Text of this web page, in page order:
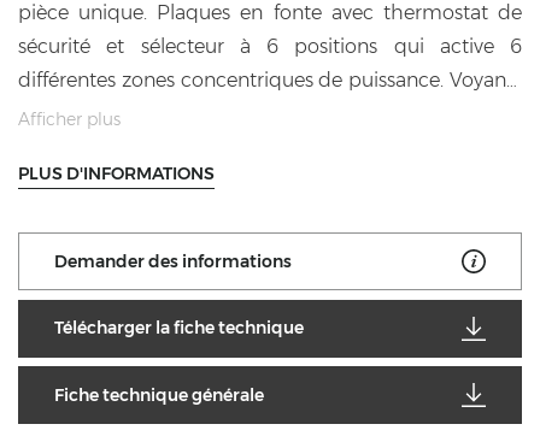
pièce unique. Plaques en fonte avec thermostat de
sécurité et sélecteur à 6 positions qui active 6
différentes zones concentriques de puissance. Voyants
de contrôle de la tension et du fonctionnement. Pieds
Afficher plus
PLUS D'INFORMATIONS
Demander des informations
Télécharger la fiche technique
Fiche technique générale